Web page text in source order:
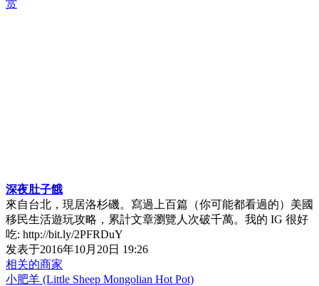
赏
深夜肚子餓
來自台北，現居洛杉磯。寫過上百篇（你可能都看過的）美國
移民生活遊玩攻略，累計文章瀏覽人次破千萬。我的 IG 很好
吃: http://bit.ly/2PFRDuY
发表于2016年10月20日 19:26
相关的商家
小肥羊 (Little Sheep Mongolian Hot Pot)